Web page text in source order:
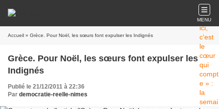
MENU
Accueil » Grèce. Pour Noël, les sœurs font expulser les Indignés
Grèce. Pour Noël, les sœurs font expulser les
Indignés
Publié le 21/12/2011 à 22:36
Par democratie-reelle-nimes